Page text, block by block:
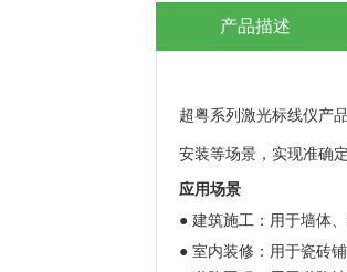
产品描述
超粤系列激光标线仪产
安装等场景，实现准确
应用场景
● 建筑施工：用于墙体
● 室内装修：用于瓷砖